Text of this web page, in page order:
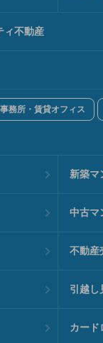
ィ不動産
務所・賃貸オフィス
新築マ
中古マ
不動産
引越し
カード